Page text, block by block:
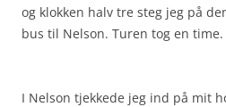
og klokken halv tre steg jeg på
bus til Nelson. Turen tog en time.
I Nelson tjekkede jeg ind på mit